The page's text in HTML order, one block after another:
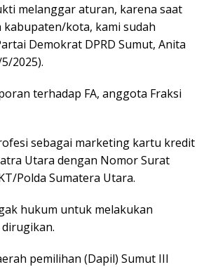
melanggar aturan, karena saat
kabupaten/kota, kami sudah
Demokrat DPRD Sumut, Anita
2025).
terhadap FA, anggota Fraksi
sebagai marketing kartu kredit
Utara dengan Nomor Surat
Polda Sumatera Utara.
hukum untuk melakukan
pemilihan (Dapil) Sumut III